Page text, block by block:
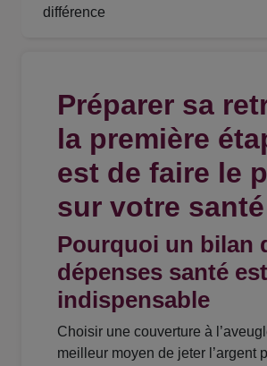
différence
Préparer sa
la première
est de faire le
sur votre santé
Pourquoi un bilan
dépenses santé est
indispensable
Choisir une couverture à
meilleur moyen de jeter l’argent